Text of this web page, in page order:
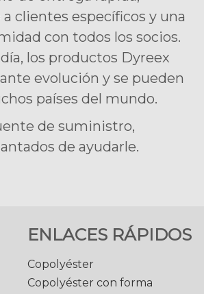
clientes específicos y una
con todos los socios.
los productos Dyreex
evolución y se pueden
países del mundo.
de suministro,
de ayudarle.
ENLACES RÁPIDOS
Copolyéster
Copolyéster con forma